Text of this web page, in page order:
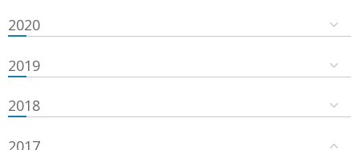
2020
2019
2018
2017